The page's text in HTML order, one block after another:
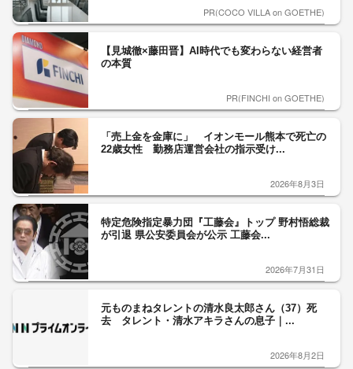
PR(COCO VILLA on GOETHE)
【見城徹×藤田晋】AI時代でも変わらない経営者
の本質
PR(FINCHI on GOETHE)
「売上金を金庫に」 イオンモール熊本で死亡の
22歳女性 勤務店運営会社の指示受け...
2026年8月3日
特定危険指定暴力団『工藤会』トップ 野村悟総裁
が引退 県公安委員会が公示 工藤会...
2026年7月31日
元ものまねタレントの清水良太郎さん（37）死
去 タレント・清水アキラさんの息子｜...
2026年8月2日